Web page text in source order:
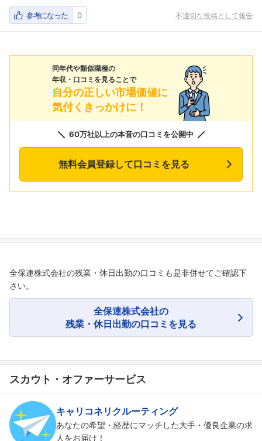
参考になった 0 不適切な投稿として報告
同年代や類似職種の
年収・口コミを見ることで
自分の正しい市場価値に
気付くきっかけに！
60万社以上の本音の口コミを公開中
無料会員登録して口コミを見る
全保連株式会社の残業・休日出勤の口コミも是非併せてご確認下
さい。
全保連株式会社の
残業・休日出勤の口コミを見る
スカウト・オファーサービス
キャリコネリクルーティング
あなたの希望・経歴にマッチした大手・優良企業の求
人をお届け！